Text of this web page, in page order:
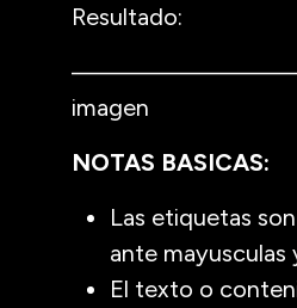
Resultado:
—————————à
imagen
NOTAS BASICAS:
Las etiquetas
ante mayusculas
El texto o